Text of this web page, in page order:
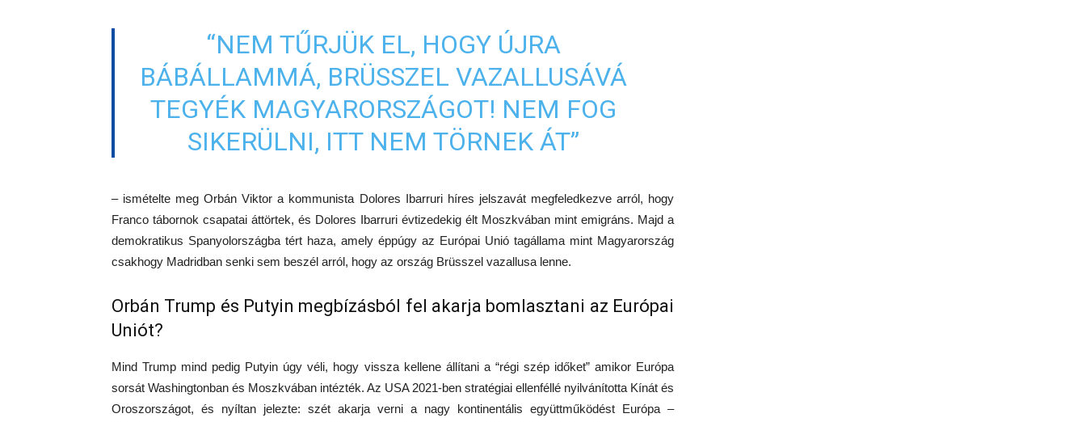
“NEM TŰRJÜK EL, HOGY ÚJRA
BÁBÁLLAMMÁ, BRÜSSZEL VAZALLUSÁVÁ
TEGYÉK MAGYARORSZÁGOT! NEM FOG
SIKERÜLNI, ITT NEM TÖRNEK ÁT”
– ismételte meg Orbán Viktor a kommunista Dolores Ibarruri híres jelszavát megfeledkezve arról, hogy
Franco tábornok csapatai áttörtek, és Dolores Ibarruri évtizedekig élt Moszkvában mint emigráns. Majd a
demokratikus Spanyolországba tért haza, amely éppúgy az Európai Unió tagállama mint Magyarország
csakhogy Madridban senki sem beszél arról, hogy az ország Brüsszel vazallusa lenne.
Orbán Trump és Putyin megbízásból fel akarja bomlasztani az Európai
Uniót?
Mind Trump mind pedig Putyin úgy véli, hogy vissza kellene állítani a “régi szép időket” amikor Európa
sorsát Washingtonban és Moszkvában intézték. Az USA 2021-ben stratégiai ellenféllé nyilvánította Kínát és
Oroszországot, és nyíltan jelezte: szét akarja verni a nagy kontinentális együttműködést Európa –